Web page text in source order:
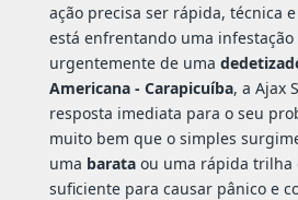
ação precisa ser rápida, técnica
está enfrentando uma infestação
urgentemente de uma
Americana - Carapicuíba, a Ajax
resposta imediata para o seu
muito bem que o simples
uma barataou uma rápida trilha
suficiente para causar pânico e